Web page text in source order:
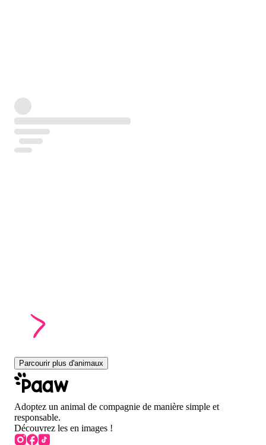
Parcourir plus d'animaux
Adoptez un animal de compagnie de manière simple et
responsable.
Découvrez les en images !